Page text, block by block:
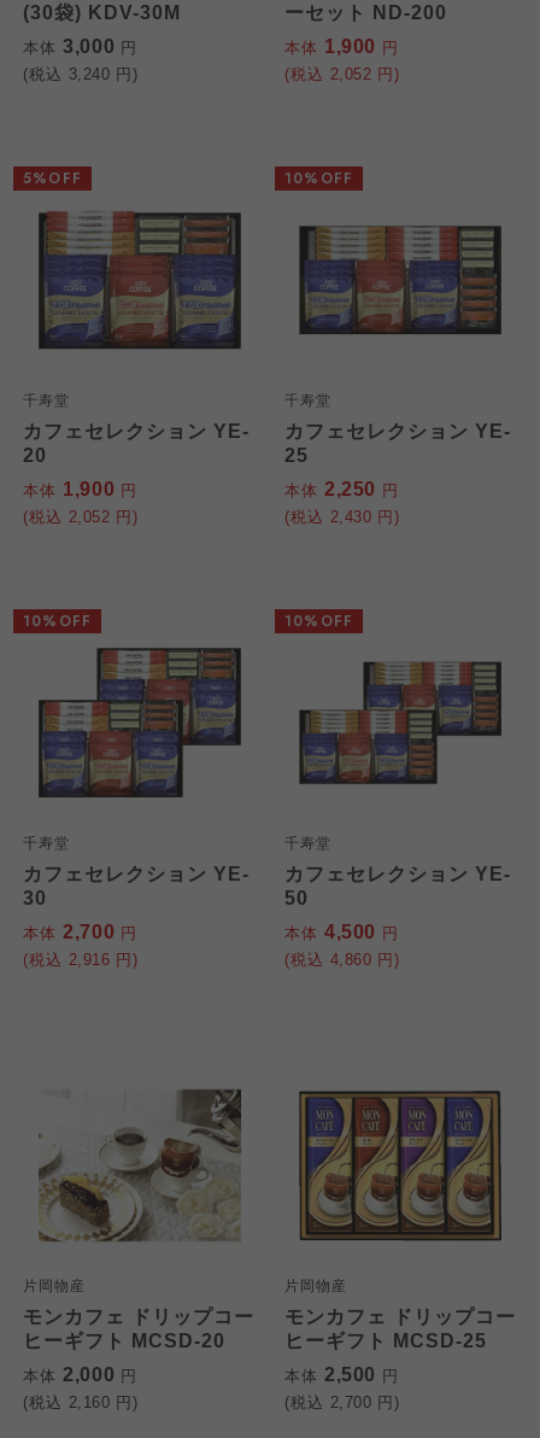
(30袋) KDV-30M
本体 3,000 円
(税込 3,240 円)
ーセット ND-200
本体 1,900 円
(税込 2,052 円)
千寿堂
カフェセレクション YE-
20
本体 1,900 円
(税込 2,052 円)
5%OFF
千寿堂
カフェセレクション YE-
25
本体 2,250 円
(税込 2,430 円)
10%OFF
千寿堂
カフェセレクション YE-
30
本体 2,700 円
(税込 2,916 円)
10%OFF
千寿堂
カフェセレクション YE-
50
本体 4,500 円
(税込 4,860 円)
10%OFF
片岡物産
モンカフェ ドリップコー
ヒーギフト MCSD-20
本体 2,000 円
(税込 2,160 円)
片岡物産
モンカフェ ドリップコー
ヒーギフト MCSD-25
本体 2,500 円
(税込 2,700 円)